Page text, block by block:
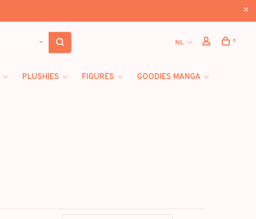
NL 0
PLUSHIES FIGURES
GOODIES MANGA